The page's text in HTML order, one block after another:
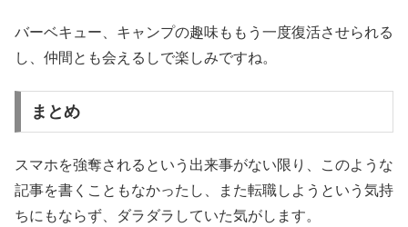
バーベキュー、キャンプの趣味ももう一度復活させられる
し、仲間とも会えるしで楽しみですね。
まとめ
スマホを強奪されるという出来事がない限り、このような
記事を書くこともなかったし、また転職しようという気持
ちにもならず、ダラダラしていた気がします。